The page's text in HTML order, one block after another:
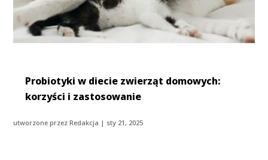
Probiotyki w diecie zwierząt domowych:
korzyści i zastosowanie
utworzone przezRedakcja | sty 21, 2025